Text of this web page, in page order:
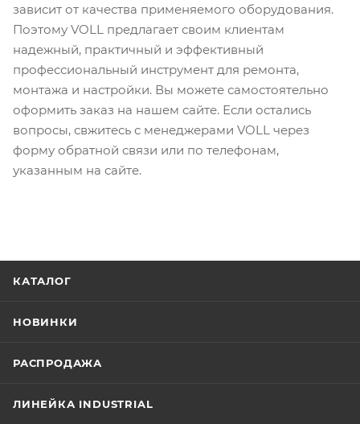
зависит от качества применяемого оборудования.
Поэтому VOLL предлагает своим клиентам
надежный, практичный и эффективный
профессиональный инструмент для ремонта,
монтажа и настройки. Вы можете самостоятельно
оформить заказ на нашем сайте. Если остались
вопросы, свжитесь с менеджерами VOLL через
форму обратной связи или по телефонам,
указанным на сайте.
КАТАЛОГ
НОВИНКИ
РАСПРОДАЖА
ЛИНЕЙКА INDUSTRIAL